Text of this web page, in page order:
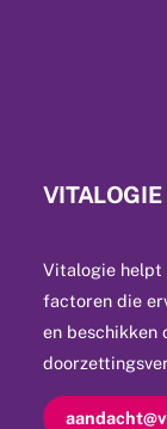
VITALOGIE
Vitalogie helpt
factoren die
en beschikken